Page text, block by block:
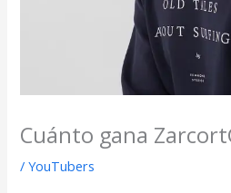
Cuánto gana
/YouTubers